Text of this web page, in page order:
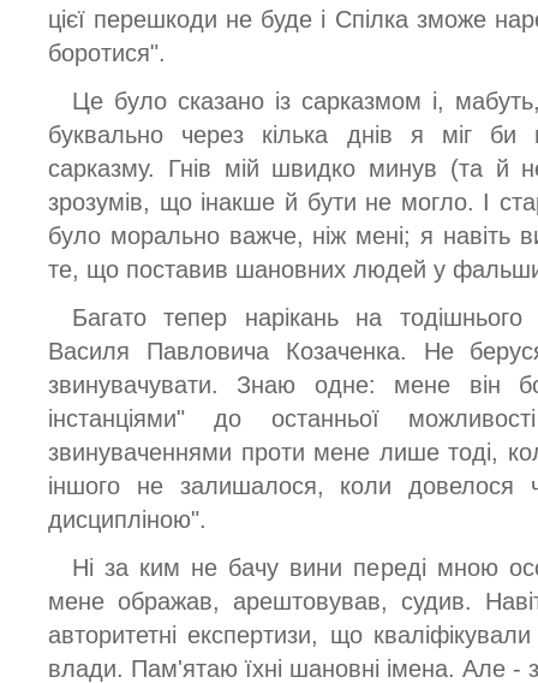
цієї перешкоди не буде і Спілка зможе
боротися".
Це було сказано із сарказмом і,
буквально через кілька днів я міг би
сарказму. Гнів мій швидко минув (та й
зрозумів, що інакше й бути не могло. І
було морально важче, ніж мені; я навіть
те, що поставив шановних людей у
Багато тепер нарікань на
Василя Павловича Козаченка. Не
звинувачувати. Знаю одне: мене він
інстанціями" до останньої
звинуваченнями проти мене лише тоді,
іншого не залишалося, коли довелося
дисципліною".
Ні за ким не бачу вини переді мною
мене ображав, арештовував, судив.
авторитетні експертизи, що
влади. Пам'ятаю їхні шановні імена. Але -